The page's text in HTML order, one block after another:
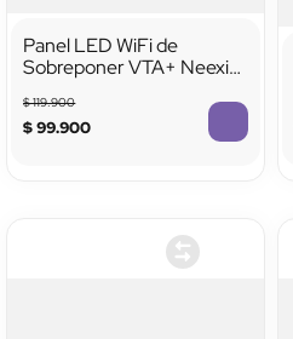
Panel LED WiFi de
Sobreponer VTA+ Neexi
$119.900
$99.900